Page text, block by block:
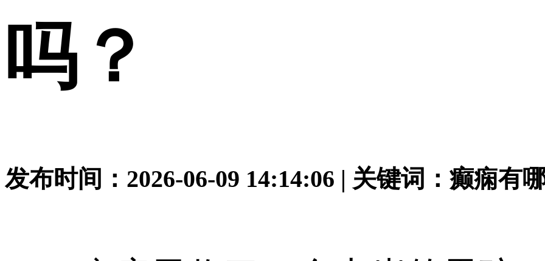
吗？
发布时间：2026-06-09 14:14:06 | 关键词：癫痫有